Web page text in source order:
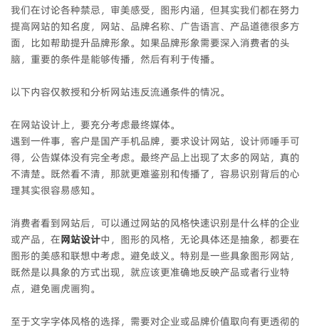
我们在讨论各种禁忌，审美感受，图形内涵，但其实我们都在努力
提高网站的知名度， 网站、品牌名称、广告语言、产品道德很多方
面，比如帮助提升品牌形象。如果品牌形象需要深入消费者的头
脑，重要的条件是能够传播，然后有利于传播。
以下内容仅教授和分析网站违反流通条件的情况。
在网站设计上，要充分考虑最终媒体。
遇到一件事，客户是国产手机品牌，要求设计网站，设计师唾手可
得，公告媒体没有完全考虑。最终产品上出现了太多的网站，真的
不清楚。既然看不清，那就更难鉴别和传播了，容易识别背后的心
理其实很容易感知。
消费者看到网站后，可以通过网站的风格快速识别是什么样的企业
或产品，在网站设计中，图形的风格，无论具体还是抽象，都要在
图形的美感和联想中考虑。避免歧义。特别是一些具象图形网站，
既然是以具象的方式出现，就应该更准确地反映产品或者行业特
点，避免画虎画狗。
至于文字字体风格的选择，需要对企业或品牌价值取向有更透彻的